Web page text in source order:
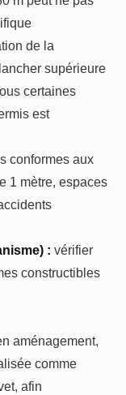
de la
supérieure
certaines
est
conformes aux
1 mètre, espaces
: vérifier
constructibles
aménagement,
comme
afin